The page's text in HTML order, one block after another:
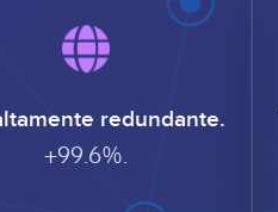
redundante.
+99.6%.